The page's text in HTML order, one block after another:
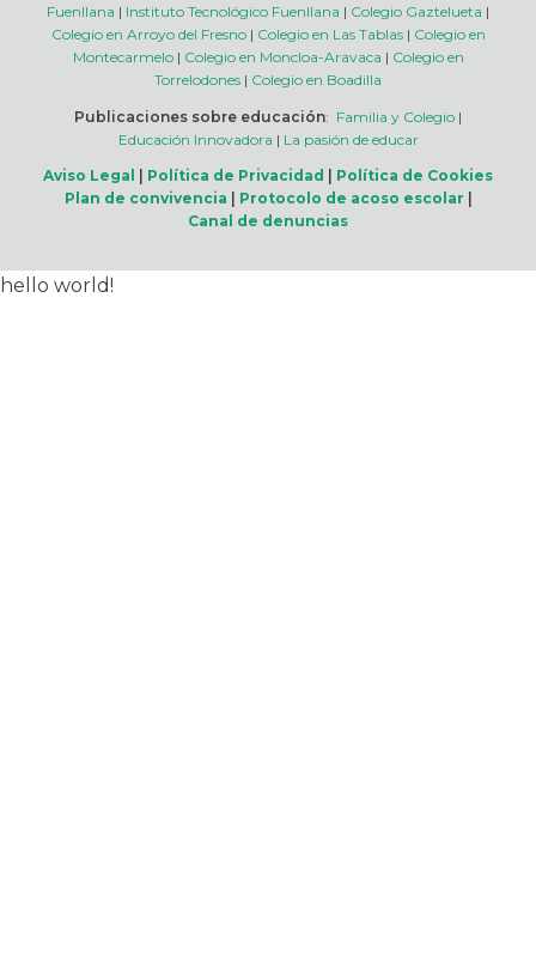
Fuenllana | Instituto Tecnológico Fuenllana | Colegio Gaztelueta |
Colegio en Arroyo del Fresno| Colegio en Las Tablas| Colegio en
Montecarmelo| Colegio en Moncloa-Aravaca | Colegio en
Torrelodones | Colegio en Boadilla
Publicaciones sobre educación: Familia y Colegio |
Educación Innovadora | La pasión de educar
Aviso Legal
Política de Privacidad
Política de Cookies
Plan de convivencia
Protocolo de acoso escolar
Canal de denuncias
hello world!